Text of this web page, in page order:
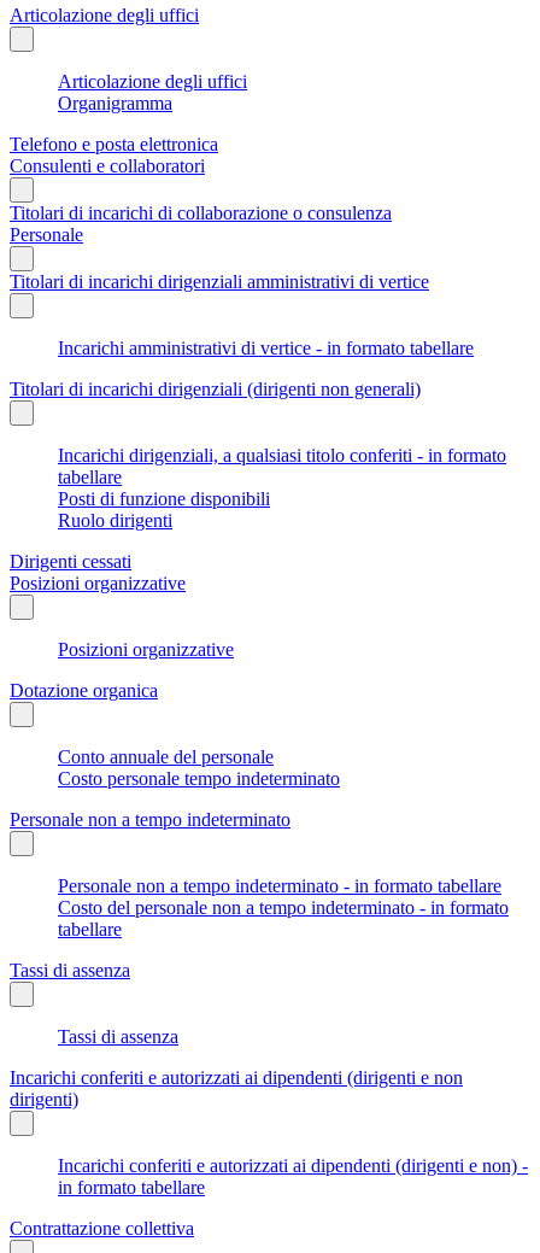
Articolazione degli uffici
Articolazione degli uffici
Organigramma
Telefono e posta elettronica
Consulenti e collaboratori
Titolari di incarichi di collaborazione o consulenza
Personale
Titolari di incarichi dirigenziali amministrativi di vertice
Incarichi amministrativi di vertice - in formato tabellare
Titolari di incarichi dirigenziali (dirigenti non generali)
Incarichi dirigenziali, a qualsiasi titolo conferiti - in formato
tabellare
Posti di funzione disponibili
Ruolo dirigenti
Dirigenti cessati
Posizioni organizzative
Posizioni organizzative
Dotazione organica
Conto annuale del personale
Costo personale tempo indeterminato
Personale non a tempo indeterminato
Personale non a tempo indeterminato - in formato tabellare
Costo del personale non a tempo indeterminato - in formato
tabellare
Tassi di assenza
Tassi di assenza
Incarichi conferiti e autorizzati ai dipendenti (dirigenti e non
dirigenti)
Incarichi conferiti e autorizzati ai dipendenti (dirigenti e non) -
in formato tabellare
Contrattazione collettiva